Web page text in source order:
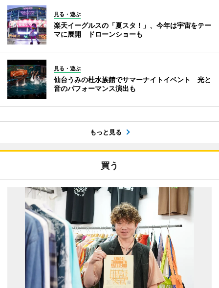
見る・遊ぶ
楽天イーグルスの「夏スタ！」、今年は宇宙をテー
マに展開 ドローンショーも
見る・遊ぶ
仙台うみの杜水族館でサマーナイトイベント 光と
音のパフォーマンス演出も
もっと見る
買う